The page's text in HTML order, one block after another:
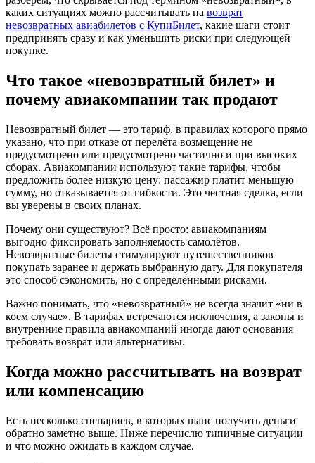
каких ситуациях можно рассчитывать на возврат
невозвратных авиабилетов с КупиБилет, какие шаги стоит
предпринять сразу и как уменьшить риски при следующей
покупке.
Что такое «невозвратный билет» и
почему авиакомпании так продают
Невозвратный билет — это тариф, в правилах которого прямо
указано, что при отказе от перелёта возмещение не
предусмотрено или предусмотрено частично и при высоких
сборах. Авиакомпании используют такие тарифы, чтобы
предложить более низкую цену: пассажир платит меньшую
сумму, но отказывается от гибкости. Это честная сделка, если
вы уверены в своих планах.
Почему они существуют? Всё просто: авиакомпаниям
выгодно фиксировать заполняемость самолётов.
Невозвратные билеты стимулируют путешественников
покупать заранее и держать выбранную дату. Для покупателя
это способ сэкономить, но с определёнными рисками.
Важно понимать, что «невозвратный» не всегда значит «ни в
коем случае». В тарифах встречаются исключения, а законы и
внутренние правила авиакомпаний иногда дают основания
требовать возврат или альтернативы.
Когда можно рассчитывать на возврат
или компенсацию
Есть несколько сценариев, в которых шанс получить деньги
обратно заметно выше. Ниже перечислю типичные ситуации
и что можно ожидать в каждом случае.